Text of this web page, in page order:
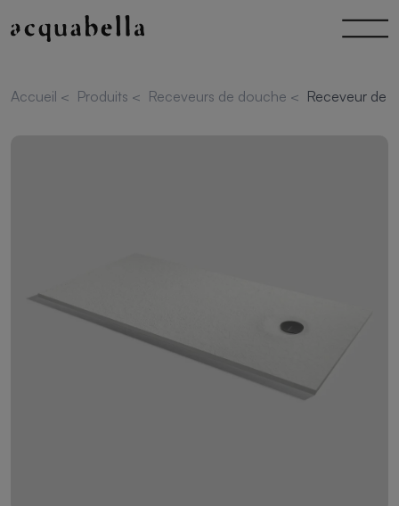
Accueil < Produits < Receveurs de douche < Receveur de